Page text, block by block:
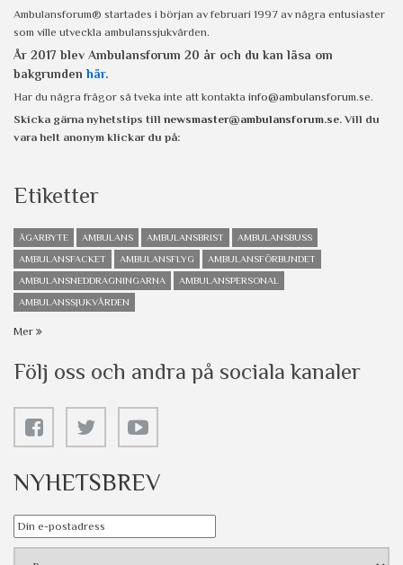
Ambulansforum® startades i början av februari 1997 av några entusiaster
som ville utveckla ambulanssjukvården.
År 2017 blev Ambulansforum 20 år och du kan läsa om
bakgrunden här.
Har du några frågor så tveka inte att kontakta info@ambulansforum.se.
Skicka gärna nyhetstips till newsmaster@ambulansforum.se. Vill du
vara helt anonym klickar du på:
Etiketter
ÄGARBYTE AMBULANS AMBULANSBRIST
AMBULANSBUSS
AMBULANSFACKET
AMBULANSFLYG
AMBULANSFÖRBUNDET
AMBULANSNEDDRAGNINGARNA
AMBULANSPERSONAL
AMBULANSSJUKVÅRDEN
Mer
Följ oss och andra på sociala kanaler
NYHETSBREV